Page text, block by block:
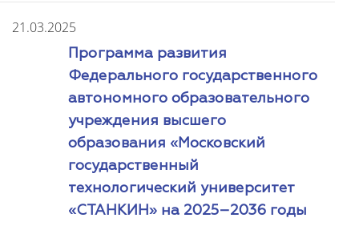
21.03.2025
Программа развития
Федерального государственного
автономного образовательного
учреждения высшего
образования «Московский
государственный
технологический университет
«СТАНКИН» на 2025–2036 годы